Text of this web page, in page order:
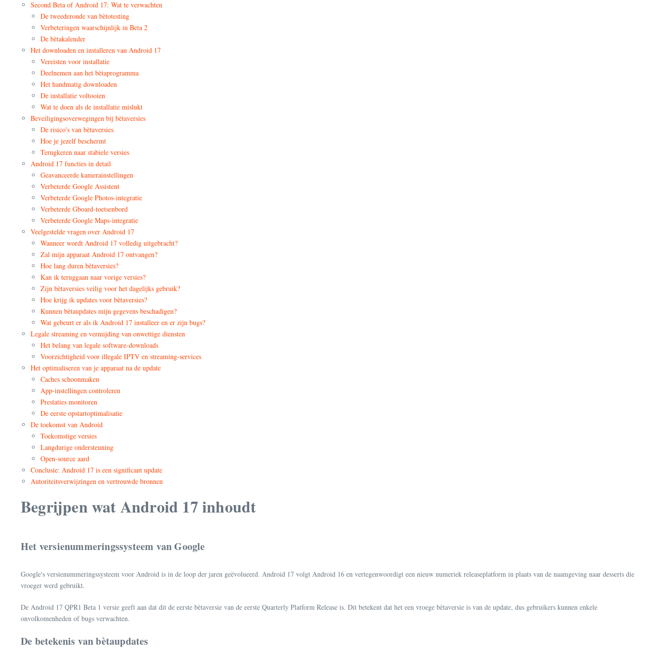
Second Beta of Android 17: Wat te verwachten
De tweederonde van bètotesting
Verbeteringen waarschijnlijk in Beta 2
De bètakalender
Het downloaden en installeren van Android 17
Vereisten voor installatie
Deelnemen aan het bètaprogramma
Het handmatig downloaden
De installatie voltooien
Wat te doen als de installatie mislukt
Beveiligingsoverwegingen bij bètaversies
De risico's van bètaversies
Hoe je jezelf beschermt
Terugkeren naar stabiele versies
Android 17 functies in detail
Geavanceerde kamerainstellingen
Verbeterde Google Assistent
Verbeterde Google Photos-integratie
Verbeterde Gboard-toetsenbord
Verbeterde Google Maps-integratie
Veelgestelde vragen over Android 17
Wanneer wordt Android 17 volledig uitgebracht?
Zal mijn apparaat Android 17 ontvangen?
Hoe lang duren bètaversies?
Kan ik teruggaan naar vorige versies?
Zijn bètaversies veilig voor het dagelijks gebruik?
Hoe krijg ik updates voor bètaversies?
Kunnen bètaupdates mijn gegevens beschadigen?
Wat gebeurt er als ik Android 17 installeer en er zijn bugs?
Legale streaming en vermijding van onwettige diensten
Het belang van legale software-downloads
Voorzichtigheid voor illegale IPTV en streaming-services
Het optimaliseren van je apparaat na de update
Caches schoonmaken
App-instellingen controleren
Prestaties monitoren
De eerste opstartoptimalisatie
De toekomst van Android
Toekomstige versies
Langdurige ondersteuning
Open-source aard
Conclusie: Android 17 is een significant update
Autoriteitsverwijzingen en vertrouwde bronnen
Begrijpen wat Android 17 inhoudt
Het versienummeringssysteem van Google
Google's versienummeringssysteem voor Android is in de loop der jaren geëvolueerd. Android 17 volgt Android 16 en vertegenwoordigt een nieuw numeriek releaseplatform in plaats van de naamgeving naar desserts die
vroeger werd gebruikt.
De Android 17 QPR1 Beta 1 versie geeft aan dat dit de eerste bètaversie van de eerste Quarterly Platform Release is. Dit betekent dat het een vroege bètaversie is van de update, dus gebruikers kunnen enkele
onvolkomenheden of bugs verwachten.
De betekenis van bètaupdates